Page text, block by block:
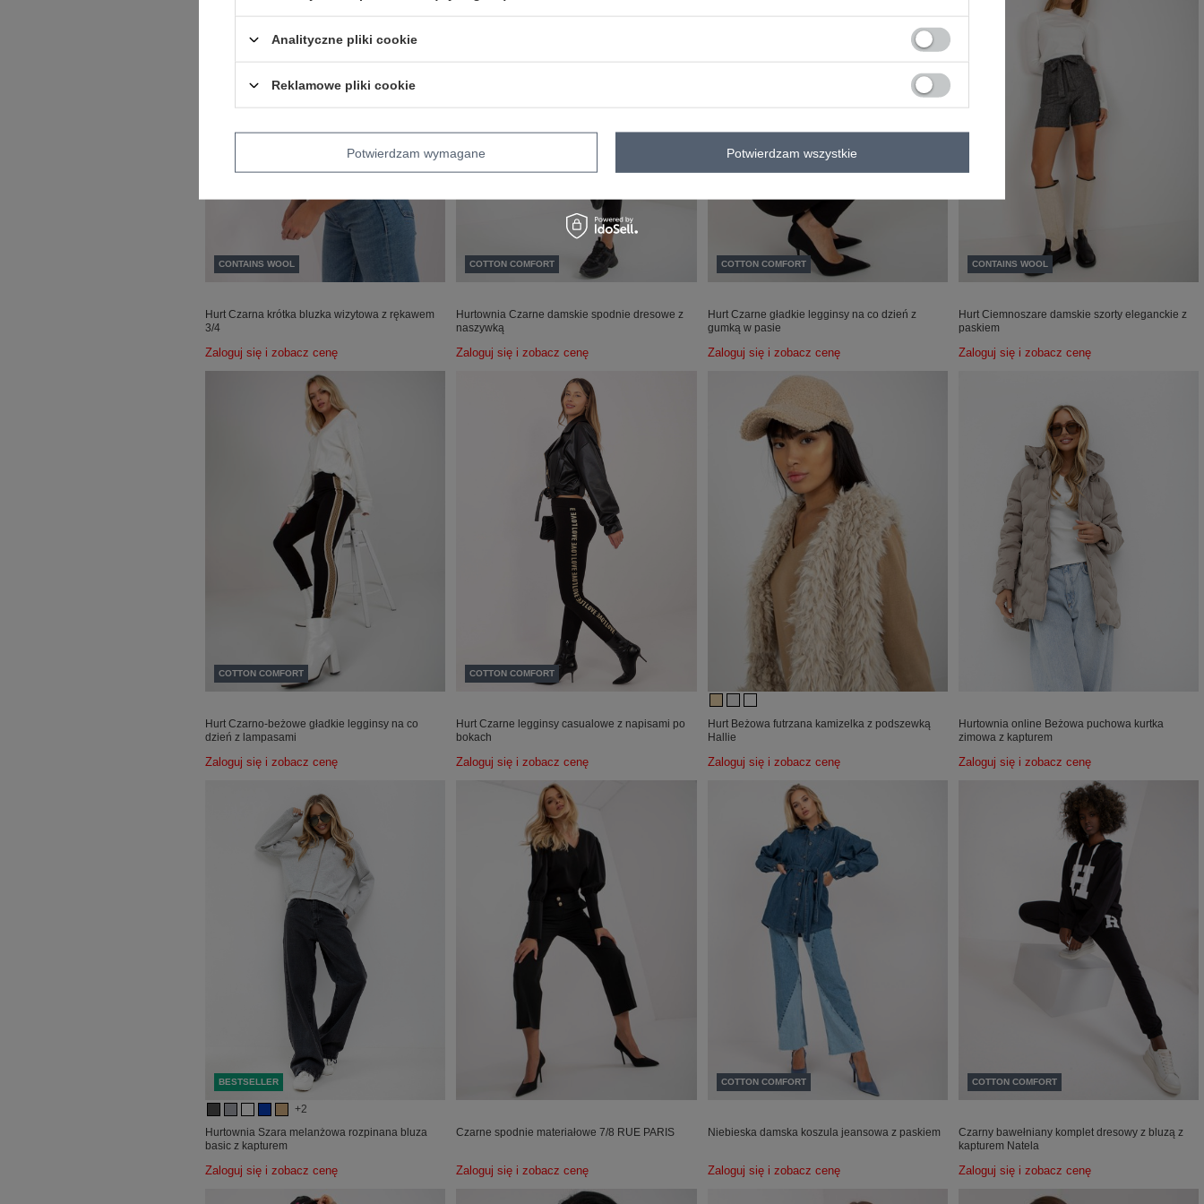
CONTAINS WOOL
Hurt Czarna krótka bluzka wizytowa z rękawem
3/4
Zaloguj się i zobacz cenę
COTTON COMFORT
Hurtownia Czarne damskie spodnie dresowe z
naszywką
Zaloguj się i zobacz cenę
COTTON COMFORT
Hurt Czarne gładkie legginsy na co dzień z
gumką w pasie
Zaloguj się i zobacz cenę
CONTAINS WOOL
Hurt Ciemnoszare damskie szorty eleganckie z
paskiem
Zaloguj się i zobacz cenę
COTTON COMFORT
Hurt Czarno-beżowe gładkie legginsy na co
dzień z lampasami
Zaloguj się i zobacz cenę
COTTON COMFORT
Hurt Czarne legginsy casualowe z napisami po
bokach
Zaloguj się i zobacz cenę
Hurt Beżowa futrzana kamizelka z podszewką
Hallie
Zaloguj się i zobacz cenę
Hurtownia online Beżowa puchowa kurtka
zimowa z kapturem
Zaloguj się i zobacz cenę
BESTSELLER
+2
Hurtownia Szara melanżowa rozpinana bluza
basic z kapturem
Zaloguj się i zobacz cenę
Czarne spodnie materiałowe 7/8 RUE PARIS
Zaloguj się i zobacz cenę
COTTON COMFORT
Niebieska damska koszula jeansowa z paskiem
Zaloguj się i zobacz cenę
COTTON COMFORT
Czarny bawełniany komplet dresowy z bluzą z
kapturem Natela
Zaloguj się i zobacz cenę
Analityczne pliki cookie
Reklamowe pliki cookie
Potwierdzam wymagane Potwierdzam wszystkie